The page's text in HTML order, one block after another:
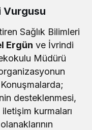
Vurgusu
Sağlık Bilimleri
Ergün ve İvrindi
Müdürü
desteklenmesi,
kurmaları